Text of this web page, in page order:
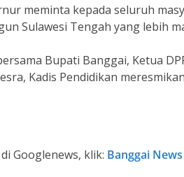
meminta kepada seluruh
Sulawesi Tengah yang lebih
Bupati Banggai, Ketua
Kadis Pendidikan
Googlenews, klik: Banggai News